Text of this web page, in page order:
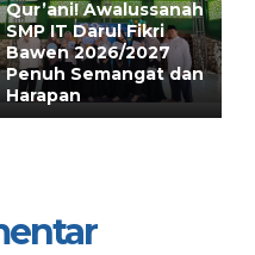
Qur’ani! Awalussanah
SMP IT Darul Fikri
Bawen 2026/2027
Penuh Semangat dan
Harapan